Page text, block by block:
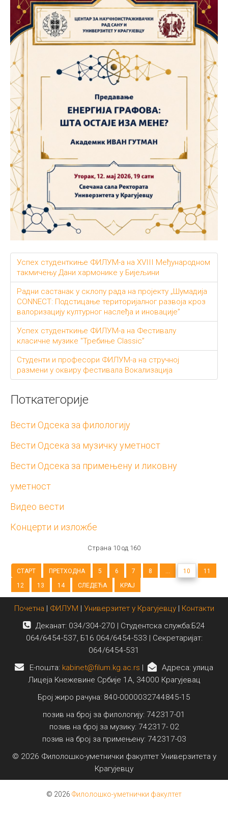
Успех студенткиње ФИЛУМ-а на XVIII Међународном
такмичењу Дани хармонике у Бијељини
Радни састанак у склопу рада на пројекту „Шумадија
CONNECT: Подстицање територијалног развоја кроз
валоризацију културног наслеђа и иновације”
Успех студенткиње ФИЛУМ-а на Фестивалу
класичне музике "Требиње Classic”
Студенти и професори ФИЛУМ-а на стручној
размени у оквиру фестивала Вокализација
Поткатегорије
Вести Одсека за филологију
Вести Одсека за музичку уметност
Вести Одсека за примењену и ликовну
уметност
Видео вести
Концерти и изложбе
Страна 10 од 160
СТАРТ ПРЕТХОДНА 5 6 7 8 10
11
12
13 14 СЛЕДЕЋА КРАЈ
Почетна | ФИЛУМ | Универзитет у Крагујевцу| Контакти
Деканат: 034/304-270 | Студентска служба:Б24
064/6454-537, Б16 064/6454-533 | Секретаријат:
064/6454-531
E-пошта: kabinet@filum.kg.ac.rs |
Адреса: улица
Лицеја Кнежевине Србије 1А, 34000 Крагујевац
Број жиро рачуна: 840-0000032744845-15
позив на број за филологију: 742317-01
позив на број за музику: 742317- 02
позив на број за примењену: 742317-03
© 2026 Филолошко-уметнички факултет Универзитета у
Крагујевцу
© 2026 Филолошко-уметнички факултет